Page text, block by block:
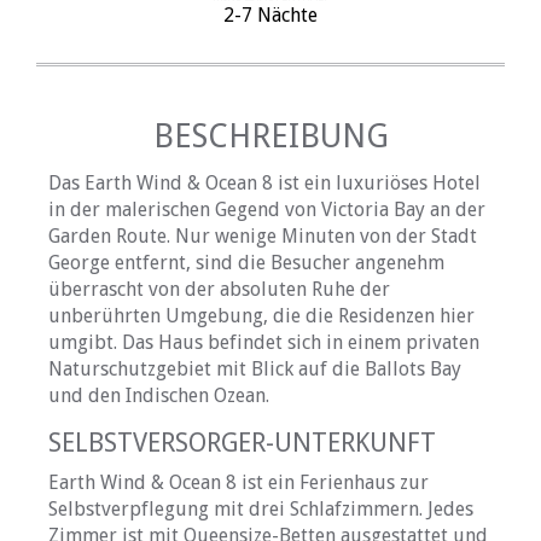
2-7 Nächte
BESCHREIBUNG
Das Earth Wind & Ocean 8 ist ein luxuriöses Hotel
in der malerischen Gegend von Victoria Bay an der
Garden Route. Nur wenige Minuten von der Stadt
George entfernt, sind die Besucher angenehm
überrascht von der absoluten Ruhe der
unberührten Umgebung, die die Residenzen hier
umgibt. Das Haus befindet sich in einem privaten
Naturschutzgebiet mit Blick auf die Ballots Bay
und den Indischen Ozean.
SELBSTVERSORGER-UNTERKUNFT
Earth Wind & Ocean 8 ist ein Ferienhaus zur
Selbstverpflegung mit drei Schlafzimmern. Jedes
Zimmer ist mit Queensize-Betten ausgestattet und